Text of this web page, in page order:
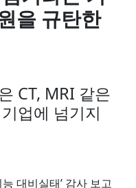
을 규탄한
CT, MRI 같은
업에 넘기지
대비실태’ 감사 보고